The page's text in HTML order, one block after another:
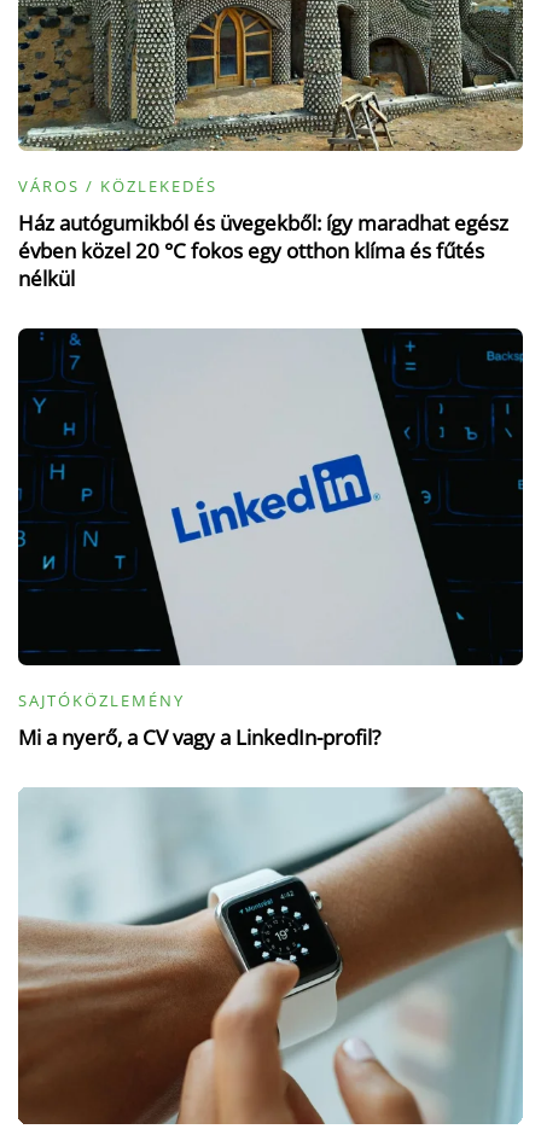
VÁROS / KÖZLEKEDÉS
Ház autógumikból és üvegekből: így maradhat egész
évben közel 20 °C fokos egy otthon klíma és fűtés
nélkül
SAJTÓKÖZLEMÉNY
Mi a nyerő, a CV vagy a LinkedIn-profil?